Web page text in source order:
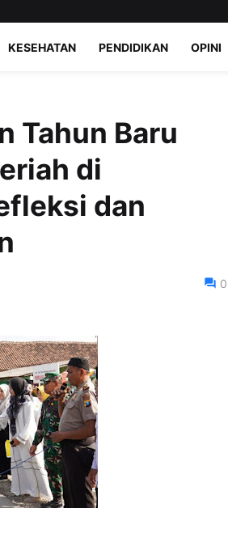
KESEHATAN PENDIDIKAN OPINI
Tahun Baru
di
dan
0